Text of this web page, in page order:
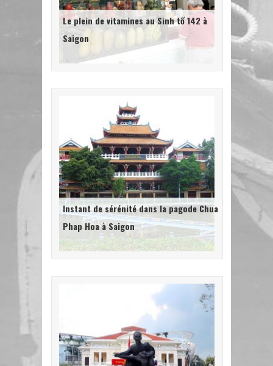
Le plein de vitamines au Sinh tố 142 à
Saigon
Instant de sérénité dans la pagode Chua
Phap Hoa à Saigon